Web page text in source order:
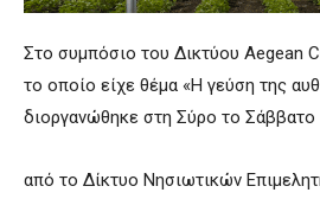
Στο συμπόσιο του Δικτύου Aegean
το οποίο είχε θέμα «Η γεύση της
διοργανώθηκε στη Σύρο το
από το Δίκτυο Νησιωτικών